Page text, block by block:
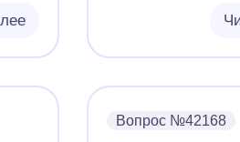
Вопрос №42168